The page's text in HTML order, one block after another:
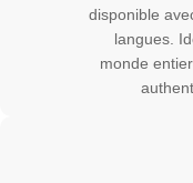
disponible
langues.
monde